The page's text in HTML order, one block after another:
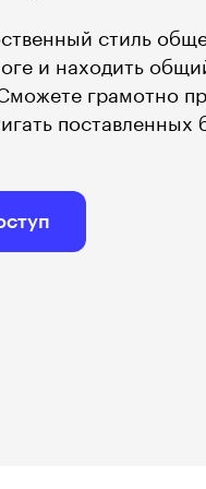
стиль
и находить
грамотно
поставленных